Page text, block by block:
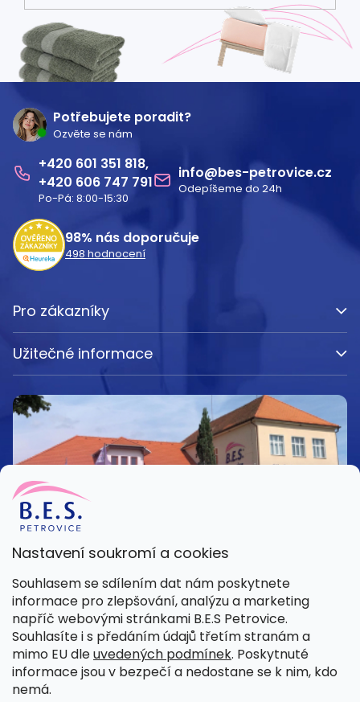
Nastavení soukromí a cookies
Souhlasem se sdílením dat nám poskytnete
informace pro zlepšování, analýzu a marketing
napříč webovými stránkami B.E.S Petrovice.
Souhlasíte i s předáním údajů třetím stranám a
mimo EU dleuvedených podmínek. Poskytnuté
informace jsou v bezpečí a nedostane se k nim, kdo
nemá.
Potřebujete poradit?
Ozvěte se nám
601 351 818
606 747 791
Po-Pá: 8:00-15:30
info@bes-petrovice.cz
Odepíšeme do 24h
98% nás doporučuje
498 hodnocení
Pro zákazníky
Užitečné informace
Kamenná prodejna
Pondělí – Pátek 8:00 – 15:30
Petrovice 42, 262 55 Petrovice
Více informací